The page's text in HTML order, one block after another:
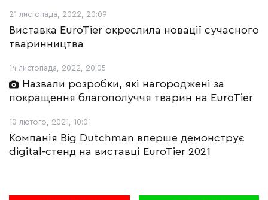
21 листопада, 2022, 20:09
Виставка EuroTier окреслила новації сучасного
тваринництва
14 листопада, 2022, 20:05
Назвали розробки, які нагороджені за
покращення благополуччя тварин на EuroTier
10 лютого, 2021, 10:01
Компанія Big Dutchman вперше демонструє
digital-стенд на виставці EuroTier 2021